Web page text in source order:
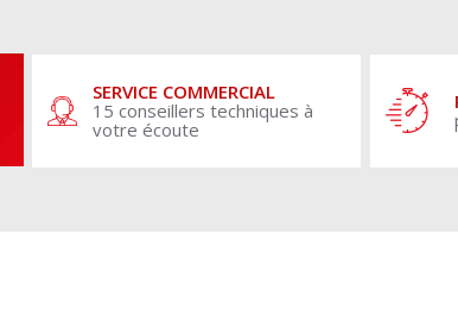
SERVICE COMMERCIAL
15 conseillers techniques à
votre écoute